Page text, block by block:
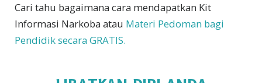
Cari tahu bagaimana cara mendapatkan Kit
Informasi Narkoba atau Materi Pedoman bagi
Pendidik secara GRATIS.